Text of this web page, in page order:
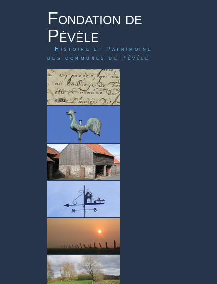
Fondation de
Pévèle
Histoire et Patrimoine
des communes de Pévèle